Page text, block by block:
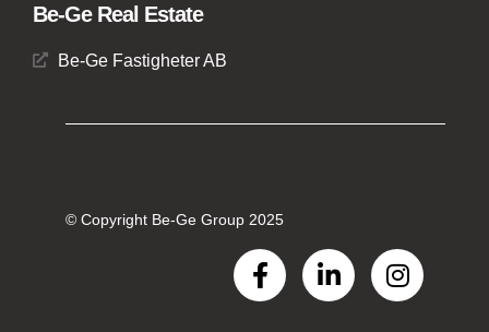
Be-Ge Real Estate
Be-Ge Fastigheter AB
© Copyright Be-Ge Group 2025